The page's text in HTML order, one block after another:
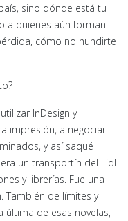
sino dónde está tu
a quienes aún forman
cómo no hundirte
InDesign y
impresión, a negociar
y así saqué
un transportín del Lidl
y librerías. Fue una
También de límites y
última de esas novelas,